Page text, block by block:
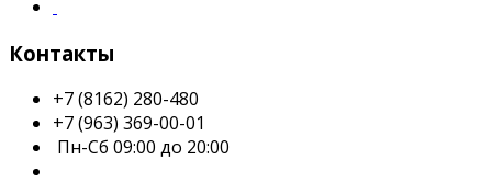
Контакты
+7 (8162) 280-480
+7 (963) 369-00-01
Пн-Сб 09:00 до 20:00